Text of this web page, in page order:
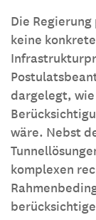
Die
keine
dargelegt,
wäre. Nebst
komplexen